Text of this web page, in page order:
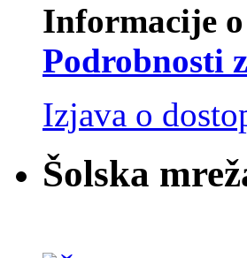
Informacije
Podrobnosti
Izjava o
Šolska